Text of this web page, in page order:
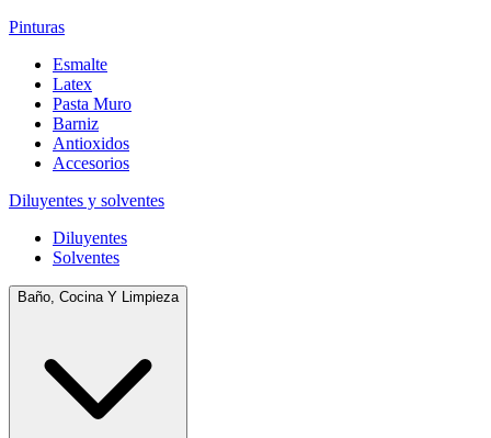
Pinturas
Esmalte
Latex
Pasta Muro
Barniz
Antioxidos
Accesorios
Diluyentes y solventes
Diluyentes
Solventes
Baño, Cocina Y Limpieza